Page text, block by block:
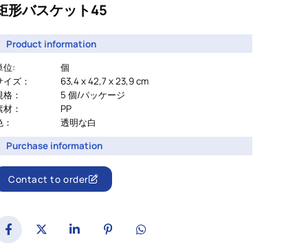
形バスケット45
Product information
位:
個
イズ：
63,4 x 42,7 x 23,9 cm
格：
5 個/パッケージ
材：
PP
透明な白
Purchase information
Contact to order